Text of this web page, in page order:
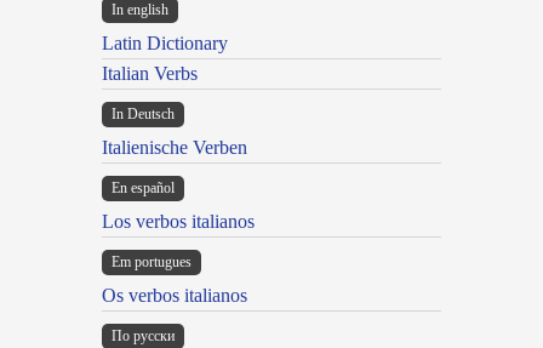
In english
Latin Dictionary
Italian Verbs
In Deutsch
Italienische Verben
En español
Los verbos italianos
Em portugues
Os verbos italianos
По русски